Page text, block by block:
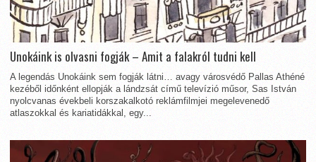
Unokáink is olvasni fogják – Amit a falakról tudni kell
A legendás Unokáink sem fogják látni… avagy városvédő Pallas Athéné
kezéből időnként ellopják a lándzsát című televízió műsor, Sas István
nyolcvanas évekbeli korszakalkotó reklámfilmjei megelevenedő
atlaszokkal és kariatidákkal, egy...